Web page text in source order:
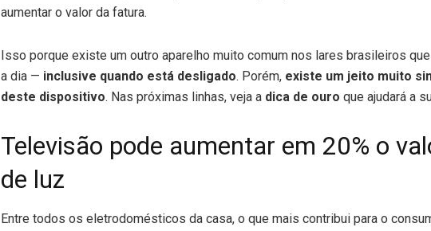
aumentar o valor da fatura.
Isso porque existe um outro aparelho muito comum nos lares brasileiros
a dia — inclusive quando está desligado. Porém, existe um jeito muito
deste dispositivo. Nas próximas linhas, veja a dica de ouro que ajudará a
Televisão pode aumentar em 20% o
de luz
Entre todos os eletrodomésticos da casa, o que mais contribui para o